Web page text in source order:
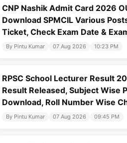
CNP Nashik Admit Card 2026
Download SPMCIL Various
Ticket, Check Exam Date &
By Pintu Kumar 07 Aug 2026 10:23 PM
RPSC School Lecturer Result
Result Released, Subject Wise
Download, Roll Number Wise
By Pintu Kumar 07 Aug 2026 09:45 PM